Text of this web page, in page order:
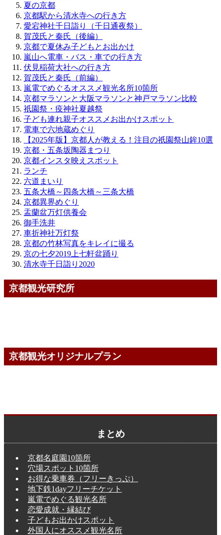
夏の京都
京都駅から清水寺への行き方
愛宕神社千日詣り（千日通夜祭）
賀茂氏と秦氏（後編）
京都で夏休み子どもとお出かけ
嵐山へ電車・バス・車での行き方
伏見稲荷大社への行き方
賀茂氏と秦氏（前編）
嵐電でめぐるオススメ観光名所10箇所
京都マラソンと大阪マラソンと神戸マラソン比較
祇園祭・疫神社夏越祭
子ども連れ親子オススメお出かけスポット
電車で六地蔵めぐり
【2025年版】京都人が教える！注目の祇園祭山鉾10選
京都・五条坂陶器まつり
京都インスタ映えスポット
ランチ
六道まいり
五条大橋～四条大橋～三条大橋
京都異界めぐり
盂蘭盆万灯供養会
御手洗井
車折神社万灯祭
京都の竹林写真をキレイに撮る
京の七夕2019上七軒盆踊り
清水寺千日詣り2020
京都観光研究所
京都観光オリジナルプラン
まとめ
京都名庭園10箇所
穴場スポット10箇所
お得な乗車券（フリーきっぷ）
地下鉄1dayフリーチケット
嵐電でめぐる観光名所
恋愛成就・縁結び
子どもお出かけスポット
外国人にオススメ観光名所